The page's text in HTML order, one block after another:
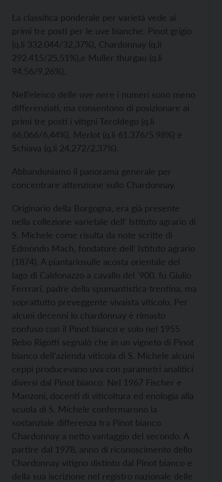
La classifica ponderale per varietà vede ai
primi tre posti per le uve bianche: Pinot grigio
(q.li 332.044/32,37%), Chardonnay (q.li
292.415/25,51%),e Muller thurgau (q.li
94.56/9,26%).
Nell’elenco delle uve nere i numeri sono meno
differenziati, ma consentono di posizionare ai
primi tre posti i vitigni Teroldego (q.li
66.066/6,44%), Merlot (q.li 61.376/5.98%) e
Schiava (q.li 24.272/2,37%).
Abbandoniamo il panorama generale per
concentrare attenzione sullo Chardonnay.
Originario della Borgogna, era già presente
nella collezione varietale dell’ Istituto agrario di
S. Michele come risulta da note scritte di
Edmondo Mach, fondatore dell’ Istituto agrario
(1874). A piantarlosulle acosta orientale del
lago di Caldonazzo a cavallo del ‘900, fu Giulio
Ferrrari, padre della spumantistica trentina, ma
soprattutto preveggente vivaista viticolo. Per
alcuni decenni lo chardonnay è rimasto
confuso con il Pinot bianco e solo nel 1955
Rebo Rigotti segnalò che in un vigneto di Pinot
bianco dell’azienda viticola di S. Michele alcuni
ceppi producevano uva con parametri analitici
diversi dal Pinot bianco. Nel 1967 Fischer e
Manzoni, docenti di viticoltura ed enologia alla
scuola di S. Michele confermarono la
sostanziale differenza tra Pinot bianco
Chardonnay a netto vantaggio del secondo. A
partire dal 1978, anno di riconoscimento dello
Chardonnay vitigno distinto dal Pinot bianco e
della sua iscrizione nel registro nazionale delle